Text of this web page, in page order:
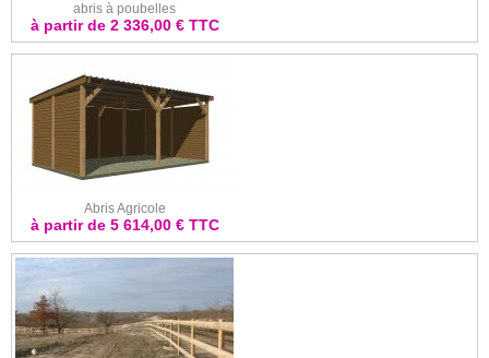
abris à poubelles
à partir de 2 336,00 € TTC
Abris Agricole
à partir de 5 614,00 € TTC